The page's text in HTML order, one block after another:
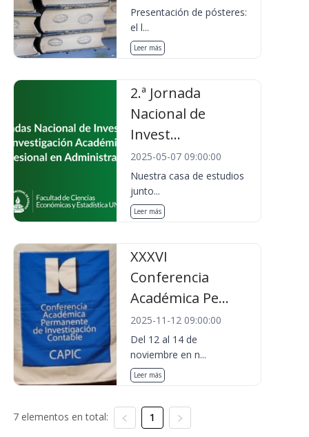
Presentación de pósteres:
el l...
Leer más
2.ª Jornada
Nacional de
Invest...
2025-05-07 09:00:00
Nuestra casa de estudios
junto...
Leer más
XXXVI
Conferencia
Académica Pe...
2025-11-12 09:00:00
Del 12 al 14 de
noviembre en n...
Leer más
7 elementos en total: 1